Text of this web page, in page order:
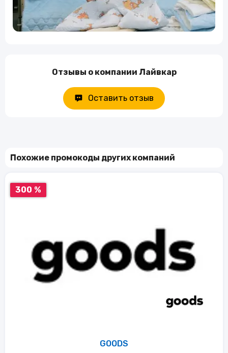
Отзывы о компании Лайвкар
Оставить отзыв
Похожие промокоды других компаний
300 %
GOODS